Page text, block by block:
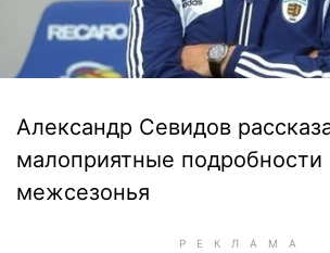
Александр Севидов
малоприятные подробности
межсезонья